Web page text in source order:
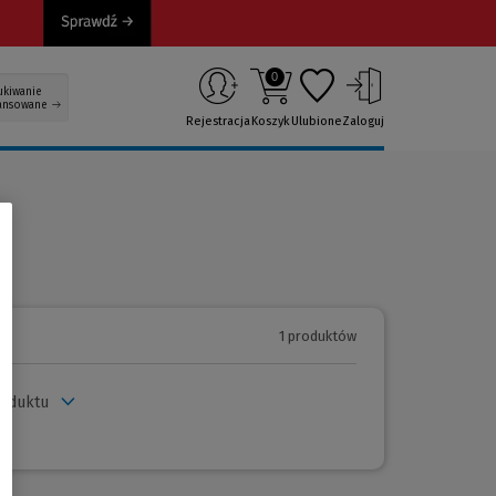
Rejestracja
0
KoszykUlubioneZaloguj
1 produktów